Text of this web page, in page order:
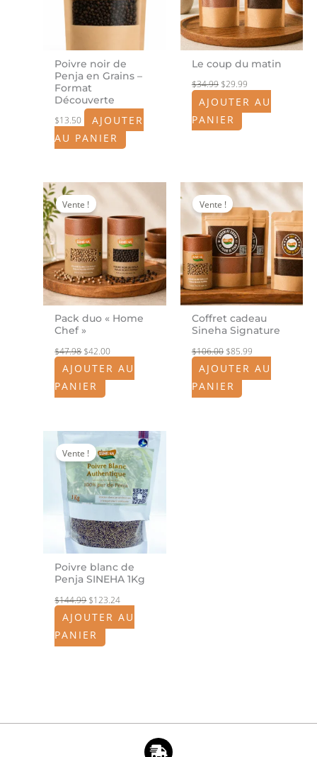
Poivre noir de
Penja en Grains –
Format
Découverte
$13.50
AJOUTER
AU PANIER
Le coup du matin
$34.99 $29.99
AJOUTER AU
PANIER
Vente !
Pack duo « Home
Chef »
$47.98
prix
initial
était :
$47.98.
$42.00
est :
$42.00.
AJOUTER AU
PANIER
Vente !
Coffret cadeau
Sineha Signature
$106.00
Le
prix
initial
était :
$106.00.
$85.99
prix
actuel
est :
$85.99.
AJOUTER AU
PANIER
Vente !
Poivre blanc de
Penja SINEHA 1Kg
$144.99
Le
prix
initial
était :
$144.99.
$123.24
prix
actuel
est :
$123.24.
AJOUTER AU
PANIER